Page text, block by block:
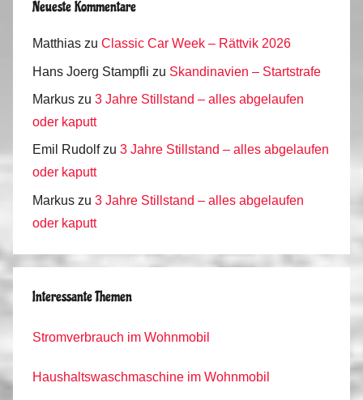
0
Neueste Kommentare
Matthias zu Classic Car Week – Rättvik 2026
Hans Joerg Stampfli zu Skandinavien – Startstrafe
Markus zu 3 Jahre Stillstand – alles abgelaufen
oder kaputt
Emil Rudolfzu 3 Jahre Stillstand – alles abgelaufen
oder kaputt
Markus zu 3 Jahre Stillstand – alles abgelaufen
oder kaputt
Interessante Themen
Stromverbrauch im Wohnmobil
Haushaltswaschmaschine im Wohnmobil